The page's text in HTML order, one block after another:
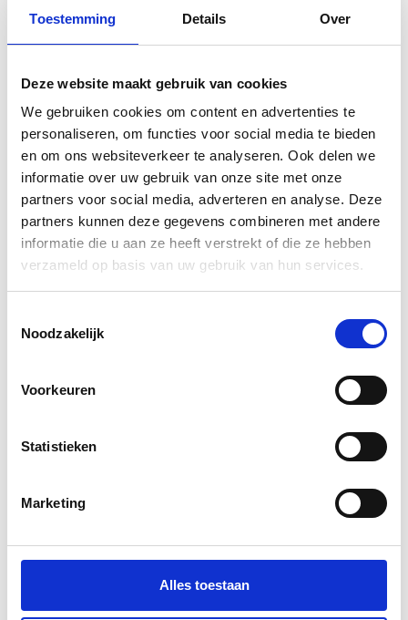
Toestemming Details Over
Deze website maakt gebruik van cookies
We gebruiken cookies om content en advertenties te
personaliseren, om functies voor social media te bieden
en om ons websiteverkeer te analyseren. Ook delen we
informatie over uw gebruik van onze site met onze
partners voor social media, adverteren en analyse. Deze
partners kunnen deze gegevens combineren met andere
informatie die u aan ze heeft verstrekt of die ze hebben
verzameld op basis van uw gebruik van hun services.
Noodzakelijk
Voorkeuren
Statistieken
Marketing
Alles toestaan
Natura
Zo kies je sneller het juiste merk
Je zoekt natuurverf of een natuurlijke afwerking, maar
elk merk werkt met andere bindmiddelen en
korte uitleg. Je klikt daarna door naar het merk en de
producten die passen bij jouw ondergrond, binnen of
In het kort
Merken verschillen vooral in bindmiddel,
Hout buiten vraagt vaak een ander systeem dan
muren binnen
Bij minerale afwerkingen draait het om zuiging en
voorbereiding